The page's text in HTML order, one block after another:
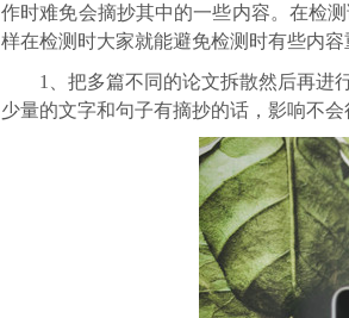
作时难免会摘抄其中的一些内容。在检
样在检测时大家就能避免检测时有些内容
1、把多篇不同的论文拆散然后再进
少量的文字和句子有摘抄的话，影响不会